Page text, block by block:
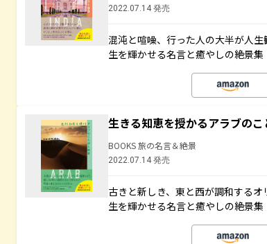
2022.07.14 発売
混沌と喧噪、行った人の大半が人
生を輝かせる名言と癒やしの絶景集
生きる知恵を授かるアラブの
BOOKS 旅の名言＆絶景
2022.07.14 発売
古きと新しき、東と西が調和する
生を輝かせる名言と癒やしの絶景集